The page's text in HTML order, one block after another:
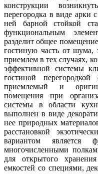
конструкции
перегородка в виде арки
ней барной стойкой
функциональным
разделит общее
гостиную часть от шума,
приемлем в тех случаях,
эффективной системы
гостиной
приемлемый и
помещения при
системы в области
выполнен в виде
нее природных
расстановкой
вариантом является
многочисленными
для открытого
емкостей со специями,